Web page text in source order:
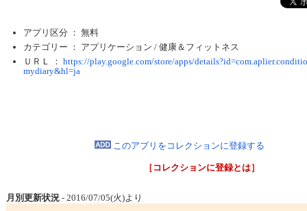
アプリ区分 ： 無料
カテゴリー ： アプリケーション / 健康＆フィットネス
ＵＲＬ ： https://play.google.com/store/apps/
mydiary&hl=ja
このアプリをコレクションに登録する
［コレクションに登録とは］
月別更新状況 - 2016/07/05(火)より